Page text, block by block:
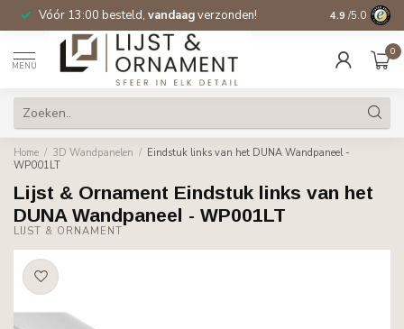
Vóór 13:00 besteld, vandaagverzonden! Gratis
4.9 /5.0
MENU
0
Home / 3D Wandpanelen / Eindstuk links van het DUNA Wandpaneel -
WP001LT
Lijst & Ornament Eindstuk links van het
DUNA Wandpaneel - WP001LT
LIJST & ORNAMENT